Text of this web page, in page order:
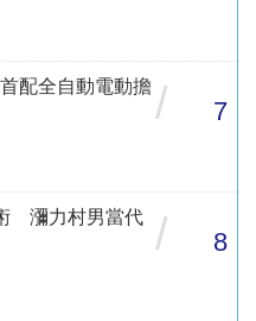
配全自動電動擔 / 7
瀰力村男當代
/ 8